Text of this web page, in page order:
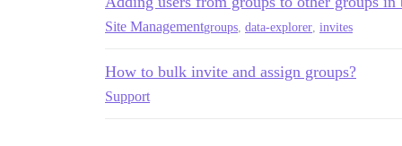
Site Managementgroups data-explorer invites
How to bulk invite and assign groups?
Support